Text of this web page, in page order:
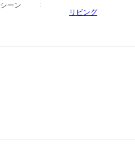
シーン
リビング